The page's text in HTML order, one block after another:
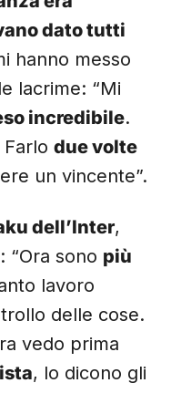
dato tutti
hanno messo
lacrime: “Mi
incredibile.
due volte
un vincente”.
dell’Inter,
“Ora sono più
lavoro
delle cose.
vedo prima
, lo dicono gli